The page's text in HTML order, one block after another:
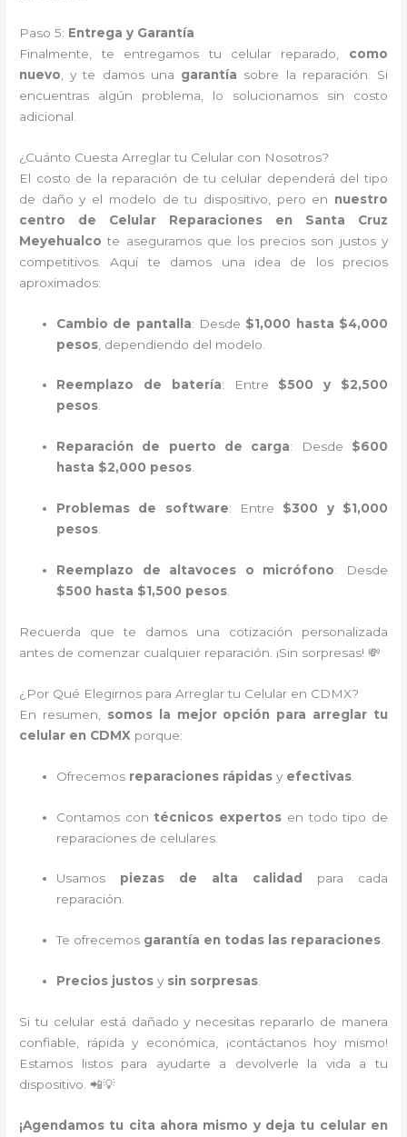
Paso 5: Entrega y Garantía
Finalmente, te entregamos tu celular reparado, como
nuevo , y te damos una garantía sobre la reparación. Si
encuentras algún problema, lo solucionamos sin costo
adicional.
¿Cuánto Cuesta Arreglar tu Celular con Nosotros?
El costo de la reparación de tu celular dependerá del tipo
de daño y el modelo de tu dispositivo, pero en nuestro
centro de Celular Reparaciones en Santa Cruz
Meyehualco te aseguramos que los precios son justos y
competitivos. Aquí te damos una idea de los precios
aproximados:
Cambio de pantalla: Desde $1,000 hasta $4,000
pesos , dependiendo del modelo.
Reemplazo de batería: Entre $500 y $2,500
pesos.
Reparación de puerto de carga: Desde $600
hasta $2,000 pesos.
Problemas de software: Entre $300 y $1,000
pesos
Reemplazo de altavoces o micrófono: Desde
$500 hasta $1,500 pesos
Recuerda que te damos una cotización personalizada
antes de comenzar cualquier reparación. ¡Sin sorpresas! 💸
¿Por Qué Elegirnos para Arreglar tu Celular en CDMX?
En resumen, somos la mejor opción para arreglar tu
celular en CDMX porque:
Ofrecemos reparaciones rápidas y efectivas
Contamos con técnicos expertos en todo tipo de
reparaciones de celulares.
Usamos piezas de alta calidad
para cada
reparación.
Te ofrecemos garantía en todas las reparaciones.
Precios justos y sin sorpresas
Si tu celular está dañado y necesitas repararlo de manera
confiable, rápida y económica, ¡contáctanos hoy mismo!
Estamos listos para ayudarte a devolverle la vida a tu
dispositivo. 📲💡
¡Agendamos tu cita ahora mismo y deja tu celular en